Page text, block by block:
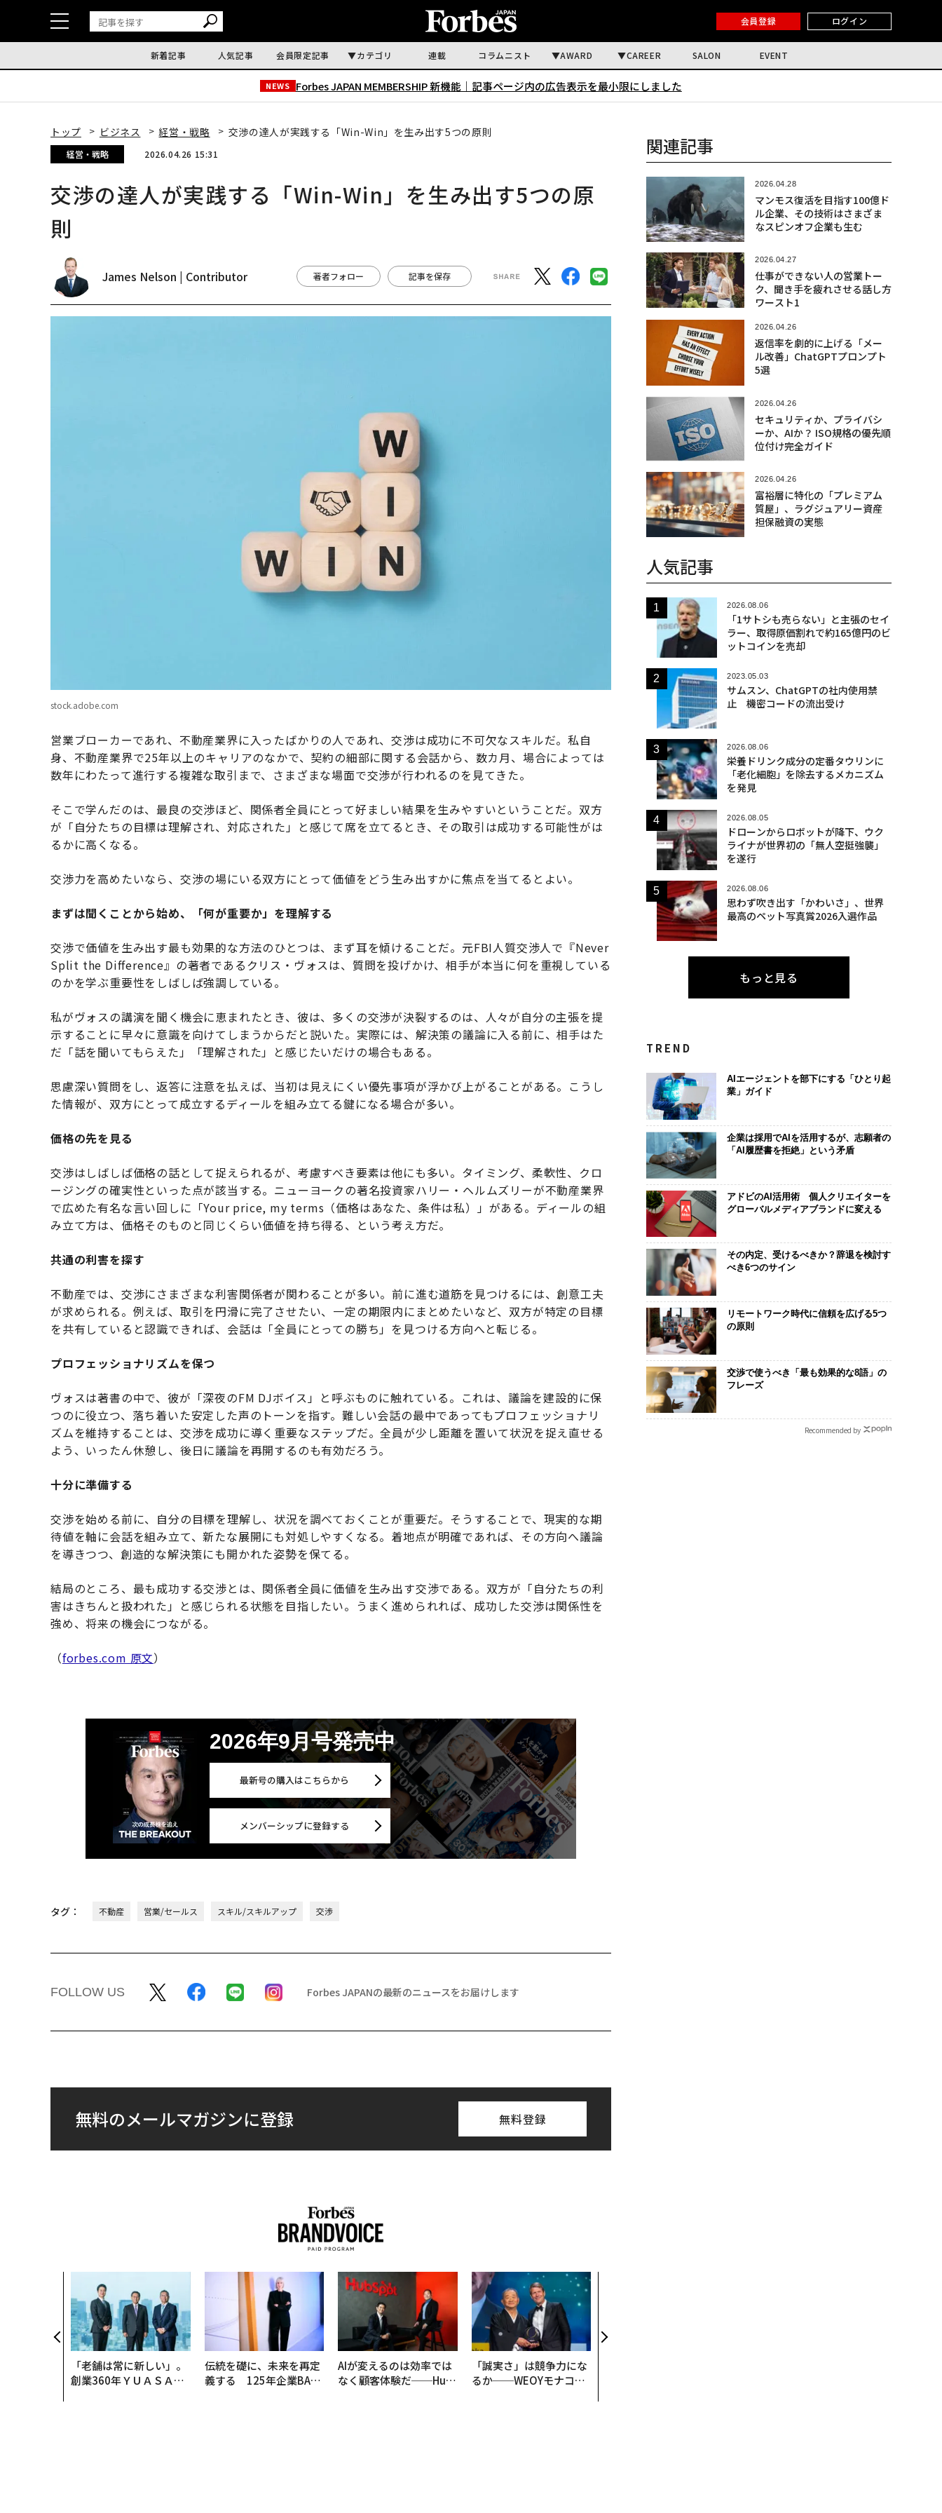
会員登録 ログイン
新着記事 人気記事 会員限定記事 カテゴリ 連載 コラムニスト AWARD CAREER SALON EVENT
NEWS Forbes JAPAN MEMBERSHIP 新機能｜ 記事ページ内の広告表示を最小限にしました
トップ ビジネス 経営・戦略 交渉の達人が実践する「Win-Win」を生み出す5つの原則
経営・戦略 2026.04.26 15:31
交渉の達人が実践する「Win-Win」を生み出す5つの原
則
James Nelson | Contributor 著者フォロー 記事を保存
stock.adobe.com
営業ブローカーであれ、不動産業界に入ったばかりの人であれ、交渉は成功に不可欠なスキルだ。私自
身、不動産業界で25年以上のキャリアのなかで、契約の細部に関する会話から、数カ月、場合によっては
数年にわたって進行する複雑な取引まで、さまざまな場面で交渉が行われるのを見てきた。
そこで学んだのは、最良の交渉ほど、関係者全員にとって好ましい結果を生みやすいということだ。双方
が「自分たちの目標は理解され、対応された」と感じて席を立てるとき、その取引は成功する可能性がは
るかに高くなる。
交渉力を高めたいなら、交渉の場にいる双方にとって価値をどう生み出すかに焦点を当てるとよい。
まずは聞くことから始め、「何が重要か」を理解する
交渉で価値を生み出す最も効果的な方法のひとつは、まず耳を傾けることだ。元FBI人質交渉人で『Never
Split the Difference』の著者であるクリス・ヴォスは、質問を投げかけ、相手が本当に何を重視している
のかを学ぶ重要性をしばしば強調している。
私がヴォスの講演を聞く機会に恵まれたとき、彼は、多くの交渉が決裂するのは、人々が自分の主張を提
示することに早々に意識を向けてしまうからだと説いた。実際には、解決策の議論に入る前に、相手はた
だ「話を聞いてもらえた」「理解された」と感じたいだけの場合もある。
思慮深い質問をし、返答に注意を払えば、当初は見えにくい優先事項が浮かび上がることがある。こうし
た情報が、双方にとって成立するディールを組み立てる鍵になる場合が多い。
価格の先を見る
交渉はしばしば価格の話として捉えられるが、考慮すべき要素は他にも多い。タイミング、柔軟性、クロ
ージングの確実性といった点が該当する。ニューヨークの著名投資家ハリー・ヘルムズリーが不動産業界
で広めた有名な言い回しに「Your price, my terms（価格はあなた、条件は私）」がある。ディールの組
み立て方は、価格そのものと同じくらい価値を持ち得る、という考え方だ。
共通の利害を探す
不動産では、交渉にさまざまな利害関係者が関わることが多い。前に進む道筋を見つけるには、創意工夫
が求められる。例えば、取引を円滑に完了させたい、一定の期限内にまとめたいなど、双方が特定の目標
を共有していると認識できれば、会話は「全員にとっての勝ち」を見つける方向へと転じる。
プロフェッショナリズムを保つ
ヴォスは著書の中で、彼が「深夜のFM DJボイス」と呼ぶものに触れている。これは、議論を建設的に保
つのに役立つ、落ち着いた安定した声のトーンを指す。難しい会話の最中であってもプロフェッショナリ
ズムを維持することは、交渉を成功に導く重要なステップだ。全員が少し距離を置いて状況を捉え直せる
よう、いったん休憩し、後日に議論を再開するのも有効だろう。
十分に準備する
交渉を始める前に、自分の目標を理解し、状況を調べておくことが重要だ。そうすることで、現実的な期
待値を軸に会話を組み立て、新たな展開にも対処しやすくなる。着地点が明確であれば、その方向へ議論
を導きつつ、創造的な解決策にも開かれた姿勢を保てる。
結局のところ、最も成功する交渉とは、関係者全員に価値を生み出す交渉である。双方が「自分たちの利
害はきちんと扱われた」と感じられる状態を目指したい。うまく進められれば、成功した交渉は関係性を
強め、将来の機会につながる。
（forbes.com 原文）
2026年9月号発売中
最新号の購入はこちらから
メンバーシップに登録する
タグ： 不動産 営業/セールス スキル/スキルアップ 交渉
FOLLOW US Forbes JAPANの最新のニュースをお届けします
無料のメールマガジンに登録 無料登録
「老舗は常に新しい」。
創業360年ＹＵＡＳＡと
伝統を礎に、未来を再定
義する 125年企業BAT
AIが変えるのは効率では
なく顧客体験だ──Hub
「誠実さ」は競争力にな
るか──WEOYモナコで
年の答え
関連記事
2026.04.28
マンモス復活を目指す100億ド
ル企業、その技術はさまざま
なスピンオフ企業も生む
2026.04.27
仕事ができない人の営業トー
ク、聞き手を疲れさせる話し方
ワースト1
2026.04.26
返信率を劇的に上げる「メー
ル改善」ChatGPTプロンプト
5選
2026.04.26
セキュリティか、プライバシ
ーか、AIか？ ISO規格の優先順
位付け完全ガイド
2026.04.26
富裕層に特化の「プレミアム
質屋」、ラグジュアリー資産
担保融資の実態
人気記事
2026.08.06
「1サトシも売らない」と主張のセイ
ラー、取得原価割れで約165億円のビ
ットコインを売却
2023.05.03
サムスン、ChatGPTの社内使用禁
止 機密コードの流出受け
2026.08.06
栄養ドリンク成分の定番タウリンに
「老化細胞」を除去するメカニズム
を発見
2026.08.05
ドローンからロボットが降下、ウク
ライナが世界初の「無人空挺強襲」
を遂行
2026.08.06
思わず吹き出す「かわいさ」、世界
最高のペット写真賞2026入選作品
もっと見る
TREND
AIエージェントを部下にする「ひとり起
業」ガイド
企業は採用でAIを活用するが、志願者の
「AI履歴書を拒絶」という矛盾
アドビのAI活用術 個人クリエイターを
グローバルメディアブランドに変える
その内定、受けるべきか？辞退を検討す
べき6つのサイン
リモートワーク時代に信頼を広げる5つ
の原則
交渉で使うべき「最も効果的な8語」の
フレーズ
Recommended by